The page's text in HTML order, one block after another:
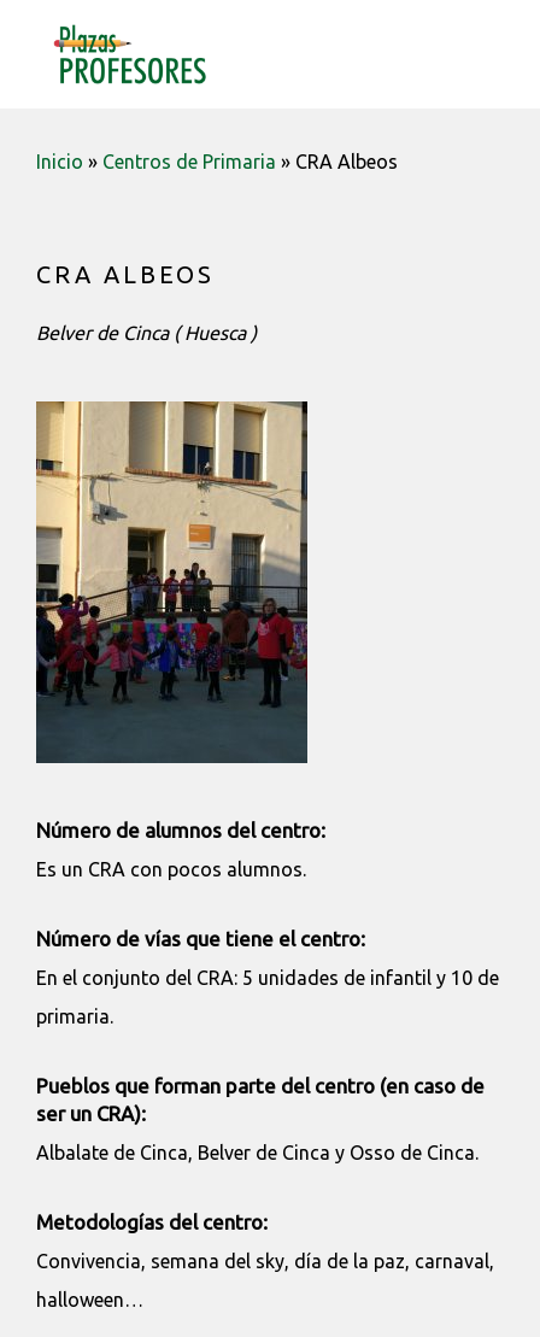
principal
contenido
lateralInicio » Centros de Primaria » CRA Albeos
CRA ALBEOS
Belver de Cinca ( Huesca )
Número de alumnos del centro:
Es un CRA con pocos alumnos.
Número de vías que tiene el centro:
En el conjunto del CRA: 5 unidades de infantil y 10 de
primaria.
Pueblos que forman parte del centro (en caso de
ser un CRA):
Albalate de Cinca, Belver de Cinca y Osso de Cinca.
Metodologías del centro:
Convivencia, semana del sky, día de la paz, carnaval,
halloween…